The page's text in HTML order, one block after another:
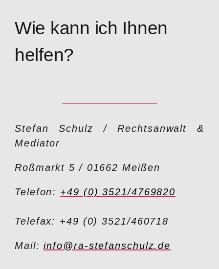
Wie kann ich Ihnen
helfen?
Stefan Schulz / Rechtsanwalt &
Mediator
Roßmarkt 5 / 01662 Meißen
Telefon: +49 (0) 3521/4769820
Telefax: +49 (0) 3521/460718
Mail:info@ra-stefanschulz.de